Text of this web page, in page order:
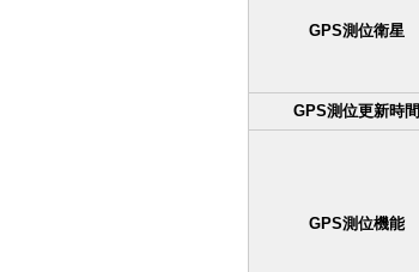
GPS測位衛星
GPS測位更新時間
GPS測位機能